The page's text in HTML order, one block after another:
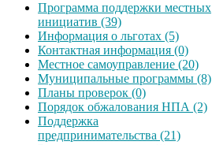
Программа поддержки местных
инициатив (39)
Информация о льготах (5)
Контактная информация (0)
Местное самоуправление (20)
Муниципальные программы (8)
Планы проверок (0)
Порядок обжалования НПА (2)
Поддержка
предпринимательства (21)